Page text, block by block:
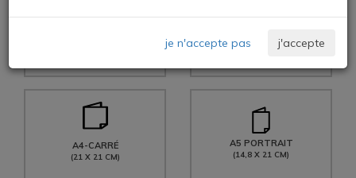
(29,7 X 21 CM)
A4-CARRÉ
(21 X 21 CM)
A5 PORTRAIT
(14,8 X 21 CM)
je n'accepte pas j'accepte